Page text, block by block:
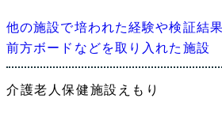
他の施設で培われた経験や検証結
前方ボードなどを取り入れた施設
介護老人保健施設えもり